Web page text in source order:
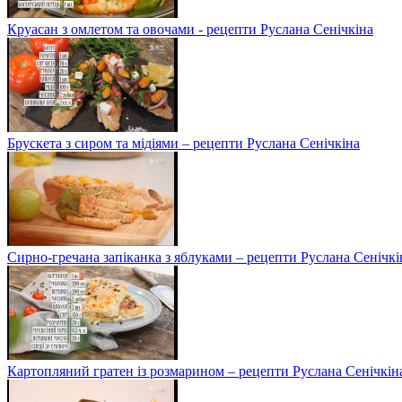
Круасан з омлетом та овочами - рецепти Руслана Сенічкіна
Брускета з сиром та мідіями – рецепти Руслана Сенічкіна
Сирно-гречана запіканка з яблуками – рецепти Руслана
Картопляний гратен із розмарином – рецепти Руслана